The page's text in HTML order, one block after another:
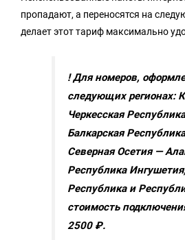
пропадают, а переносятся на
делает этот тариф максимально
! Для номеров,
следующих регионах:
Черкесская
Балкарская
Северная Осетия —
Республика
Республика и
стоимость
2500 ₽.